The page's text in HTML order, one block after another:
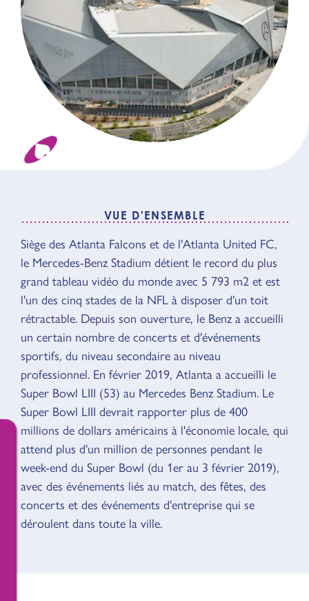
VUE D'ENSEMBLE
VUE D'ENSEMBLE
Siège des Atlanta Falcons et de l'Atlanta United FC,
le Mercedes-Benz Stadium détient le record du plus
grand tableau vidéo du monde avec 5 793 m2 et est
l'un des cinq stades de la NFL à disposer d'un toit
rétractable. Depuis son ouverture, le Benz a accueilli
un certain nombre de concerts et d'événements
sportifs, du niveau secondaire au niveau
professionnel. En février 2019, Atlanta a accueilli le
Super Bowl LIII (53) au Mercedes Benz Stadium. Le
Super Bowl LIII devrait rapporter plus de 400
millions de dollars américains à l'économie locale, qui
attend plus d'un million de personnes pendant le
week-end du Super Bowl (du 1er au 3 février 2019),
avec des événements liés au match, des fêtes, des
concerts et des événements d'entreprise qui se
déroulent dans toute la ville.